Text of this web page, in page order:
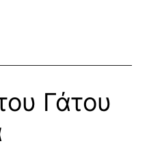
Γάτου